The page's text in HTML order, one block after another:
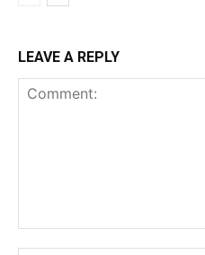
LEAVE A REPLY